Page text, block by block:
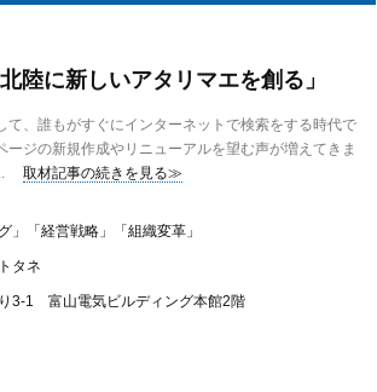
陸に新しいアタリマエを創る」
、誰もがすぐにインターネットで検索をする時代で
ジの新規作成やリニューアルを望む声が増えてきま
取材記事の続きを見る≫
」「経営戦略」「組織変革」
タネ
3-1 富山電気ビルディング本館2階